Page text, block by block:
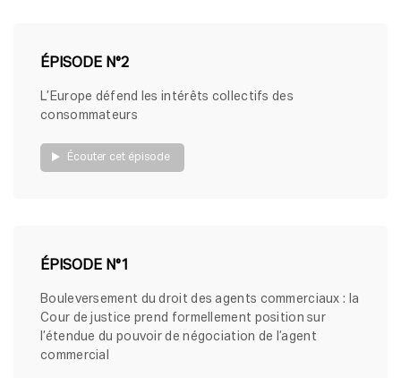
ÉPISODE N°2
L’Europe défend les intérêts collectifs des
consommateurs
Écouter cet épisode
ÉPISODE N°1
Bouleversement du droit des agents commerciaux : la
Cour de justice prend formellement position sur
l’étendue du pouvoir de négociation de l’agent
commercial